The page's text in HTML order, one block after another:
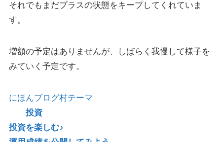
それでもまだプラスの状態をキープしてくれていま
す。
増額の予定はありませんが、しばらく我慢して様子を
みていく予定です。
にほんブログ村テーマ
投資
投資を楽しむ♪